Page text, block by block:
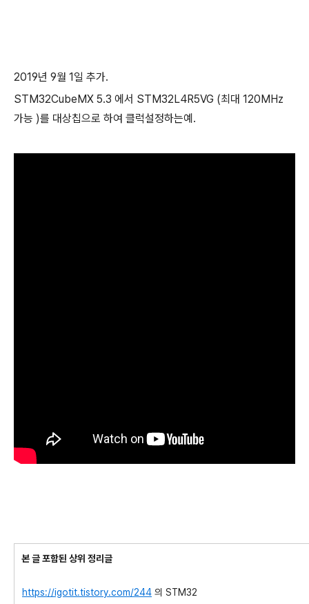
2019년 9월 1일 추가.
STM32CubeMX 5.3 에서 STM32L4R5VG (최대 120MHz
가능 )를 대상칩으로 하여 클럭설정하는예.
본 글 포함된 상위 정리글
https://igotit.tistory.com/244 의 STM32